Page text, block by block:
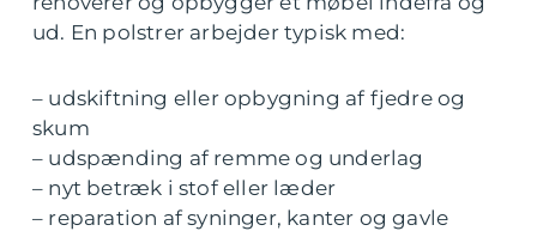
ud. En polstrer arbejder typisk med:
– udskiftning eller opbygning af fjedre og
skum
– udspænding af remme og underlag
– nyt betræk i stof eller læder
– reparation af syninger, kanter og gavle